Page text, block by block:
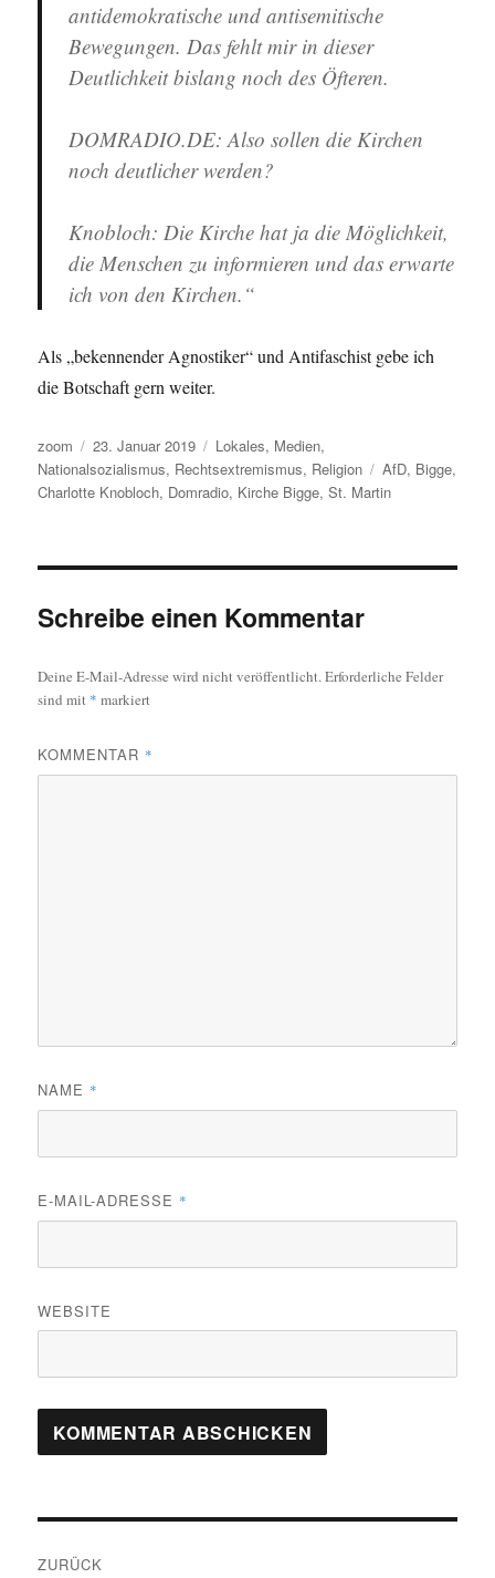
antidemokratische und antisemitische
Bewegungen. Das fehlt mir in dieser
Deutlichkeit bislang noch des Öfteren.
DOMRADIO.DE: Also sollen die Kirchen
noch deutlicher werden?
Knobloch: Die Kirche hat ja die Möglichkeit,
die Menschen zu informieren und das erwarte
ich von den Kirchen.“
Als „bekennender Agnostiker“ und Antifaschist gebe ich
die Botschaft gern weiter.
Autor
zoom
Veröffentlicht
am
23. Januar 2019 Kategorien
Lokales, Medien,
Nationalsozialismus, Rechtsextremismus, Religion Schlagwörter
AfD, Bigge,
Charlotte Knobloch, Domradio, Kirche Bigge,St. Martin
Schreibe einen Kommentar
Deine E-Mail-Adresse wird nicht veröffentlicht.Erforderliche Felder
sind mit * markiert
KOMMENTAR *
NAME *
E-MAIL-ADRESSE *
WEBSITE
ZURÜCK